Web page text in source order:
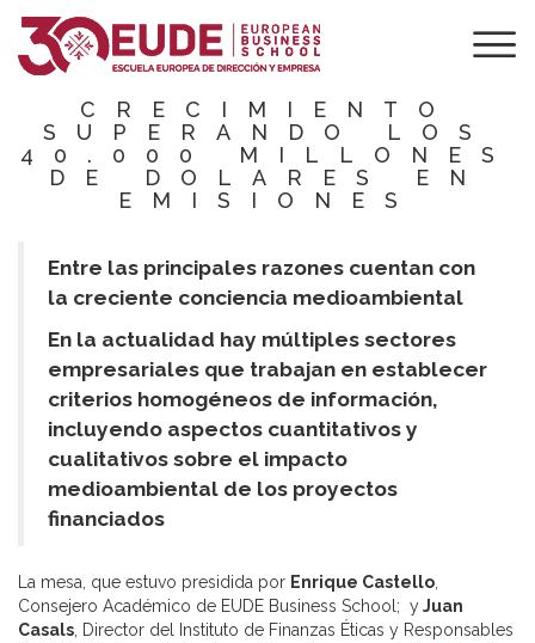
LOS GREEN
BONDS
CRECIMIENTO
SUPERANDO LOS
40.000 MILLONES
DE DOLARES EN
EMISIONES
Entre las principales razones cuentan con
la creciente conciencia medioambiental
En la actualidad hay múltiples sectores
empresariales que trabajan en establecer
criterios homogéneos de información,
incluyendo aspectos cuantitativos y
cualitativos sobre el impacto
medioambiental de los proyectos
financiados
La mesa, que estuvo presidida por Enrique Castello
Consejero Académico de EUDE Business School; yJuan
Casals , Director del Instituto de Finanzas Éticas y Responsables